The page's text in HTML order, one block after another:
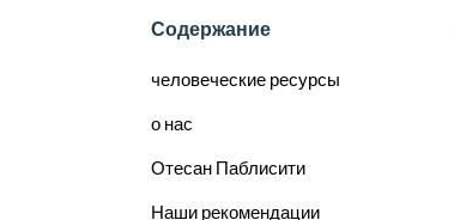
Содержание
человеческие ресурсы
о нас
Отесан Паблисити
Наши рекомендации